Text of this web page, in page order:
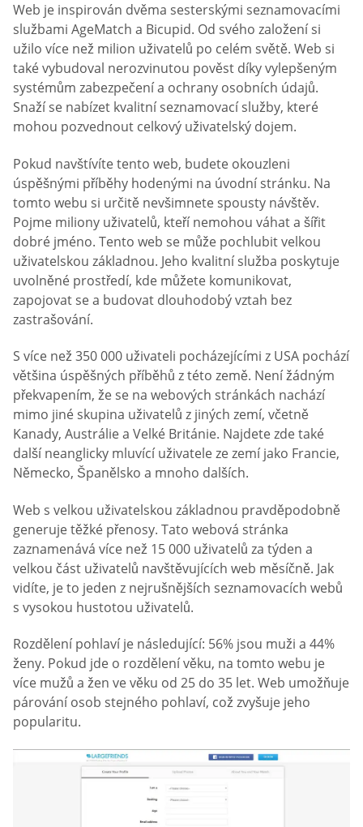
Web je inspirován dvěma sesterskými seznamovacími
službami AgeMatch a Bicupid. Od svého založení si
užilo více než milion uživatelů po celém světě. Web si
také vybudoval nerozvinutou pověst díky vylepšeným
systémům zabezpečení a ochrany osobních údajů.
Snaží se nabízet kvalitní seznamovací služby, které
mohou pozvednout celkový uživatelský dojem.
Pokud navštívíte tento web, budete okouzleni
úspěšnými příběhy hodenými na úvodní stránku. Na
tomto webu si určitě nevšimnete spousty návštěv.
Pojme miliony uživatelů, kteří nemohou váhat a šířit
dobré jméno. Tento web se může pochlubit velkou
uživatelskou základnou. Jeho kvalitní služba poskytuje
uvolněné prostředí, kde můžete komunikovat,
zapojovat se a budovat dlouhodobý vztah bez
zastrašování.
S více než 350 000 uživateli pocházejícími z USA pochází
většina úspěšných příběhů z této země. Není žádným
překvapením, že se na webových stránkách nachází
mimo jiné skupina uživatelů z jiných zemí, včetně
Kanady, Austrálie a Velké Británie. Najdete zde také
další neanglicky mluvící uživatele ze zemí jako Francie,
Německo, Španělsko a mnoho dalších.
Web s velkou uživatelskou základnou pravděpodobně
generuje těžké přenosy. Tato webová stránka
zaznamenává více než 15 000 uživatelů za týden a
velkou část uživatelů navštěvujících web měsíčně. Jak
vidíte, je to jeden z nejrušnějších seznamovacích webů
s vysokou hustotou uživatelů.
Rozdělení pohlaví je následující: 56% jsou muži a 44%
ženy. Pokud jde o rozdělení věku, na tomto webu je
více mužů a žen ve věku od 25 do 35 let. Web umožňuje
párování osob stejného pohlaví, což zvyšuje jeho
popularitu.